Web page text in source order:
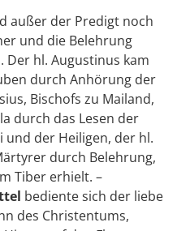
außer der Predigt noch
und die Belehrung
hl. Augustinus kam
durch Anhörung der
Bischofs zu Mailand,
durch das Lesen der
und der Heiligen, der hl.
durch Belehrung,
Tiber erhielt. –
bediente sich der liebe
des Christentums,